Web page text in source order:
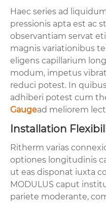
Haec series ad
pressionis apta est ac
observantiam servat
magnis variationibus
eligens capillarium
modum, impetus
reduci potest. In
adhiberi potest cum
Gaugead meliorem
Installation
Ritherm varias
optiones longitudinis
ut eas disponat iuxta
MODULUS caput
pariete moderante,